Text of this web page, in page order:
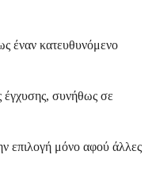
έναν κατευθυνόμενο
έγχυσης, συνήθως σε
επιλογή μόνο αφού άλλες